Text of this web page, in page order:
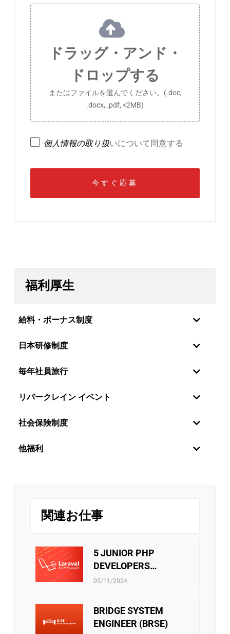
ドラッグ・アンド・
ドロップする
またはファイルを選んでください。(.doc,
.docx, .pdf, <2MB)
個人情報の取り扱いについて同意する
福利厚生
給料・ボーナス制度
レーンベトナムは特に年2回の定期昇給制度を設
日本研修制度
毎年社員旅行
楽しませています。エキサイティングなガラディナーや
チームビルディングゲームは、リバークレインのメンバ
リバークレイン イベント
チームビルディング・ファミリーデー・お夏休
機会です。ご家族員に連携する際にはそれも誇り
に言われています。
社会保険制度
リバークレーンベトナムは従業員に社会保険、医療保
サポートしています。さらに、他の保険契約も考慮さ
れ、検討されています。
他福利
社員向けの活動をサポートすることもあります。 ・文
化・芸術・スポーツクラブの運営費用 ・技術研究の教科
また会社政策通り、他のベネフィットもあります。
関連お仕事
5 JUNIOR PHP
DEVELOPERS
(LARAVEL)
05/11/2024
BRIDGE SYSTEM
ENGINEER (BRSE)